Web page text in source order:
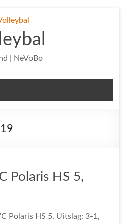
| NeVoBo
Polaris HS 5,
Polaris HS 5, Uitslag: 3-1,